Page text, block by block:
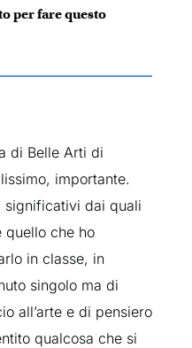
per fare questo
di Belle Arti di
importante.
significativi dai quali
quello che ho
in classe, in
singolo ma di
all’arte e di pensiero
qualcosa che si